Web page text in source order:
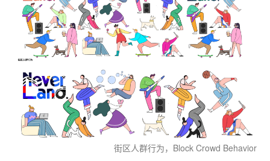
街区人群行为，Block Crowd Behavior